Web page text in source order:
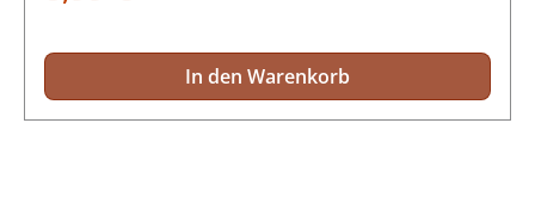
In den Warenkorb